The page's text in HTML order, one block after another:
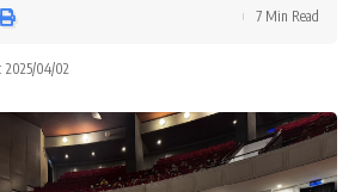
2025/04/02
7 Min Read